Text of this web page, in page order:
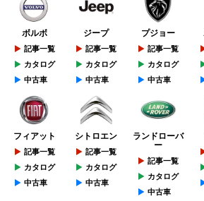
ボルボ
記事一覧
カタログ
中古車
ジープ
記事一覧
カタログ
中古車
プジョー
記事一覧
カタログ
中古車
フィアット
記事一覧
カタログ
中古車
シトロエン
記事一覧
カタログ
中古車
ランドローバ
ー
記事一覧
カタログ
中古車